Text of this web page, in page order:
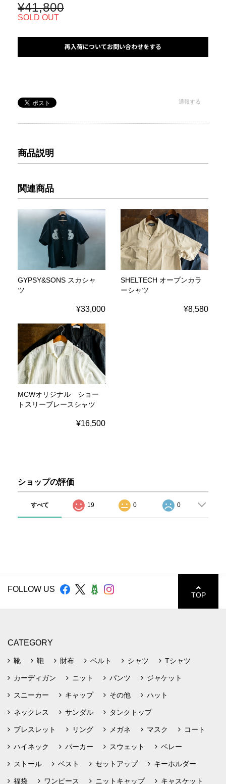
¥41,800
SOLD OUT
再入荷についてお問い合わせをする
通報する
商品説明
関連商品
GYPSY&SONS スカシャ
ツ
¥33,000
SHELTECH オープンカラ
ーシャツ
¥8,580
MCWオリジナル ショー
トスリーブレースシャツ
¥16,500
ショップの評価
すべて 19 0 0
FOLLOW US
TOP
CATEGORY
靴 鞄 財布 ベルト シャツ Tシャツ
カーディガン ニット パンツ ジャケット
スニーカー キャップ その他 ハット
ネックレス サンダル タンクトップ
ブレスレット リング メガネ マスク コート
ハイネック パーカー スウェット ベレー
ストール ベスト セットアップ キーホルダー
福袋 ワンピース ニットキャップ キャスケット